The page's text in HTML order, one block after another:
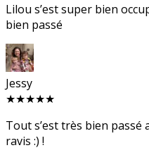
Lilou s’est super bien
bien passé
Jessy
★★★★★
Tout s’est très bien passé
ravis :) !